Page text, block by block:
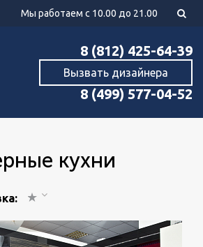
Мы работаем с 10.00 до 21.00
8 (812) 425-64-39
Вызвать дизайнера
8 (499) 577-04-52
кухни